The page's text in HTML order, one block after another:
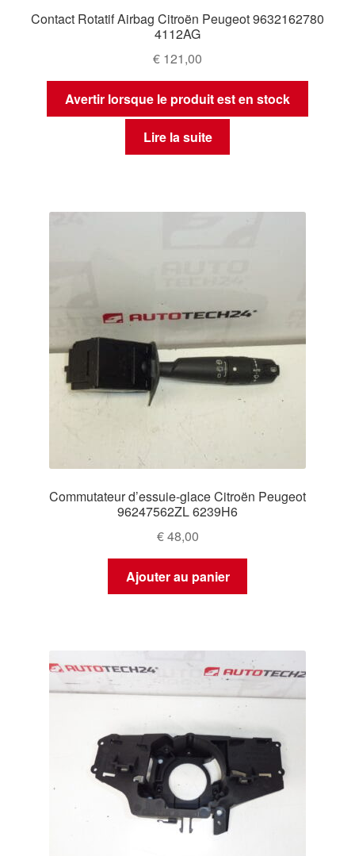
Contact Rotatif Airbag Citroën Peugeot 9632162780
4112AG
€ 121,00
Avertir lorsque le produit est en stock
Lire la suite
Commutateur d’essuie-glace Citroën Peugeot
96247562ZL 6239H6
€48,00
Ajouter au panier